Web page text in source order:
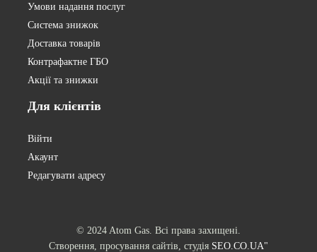
Умови надання послуг
Система знижок
Доставка товарів
Контрафактне ГБО
Акції та знижки
Для клієнтів
Війти
Акаунт
Редагувати адресу
© 2024 Atom Gas. Всі права захищені.
Створення, просування сайтів, студія SEO.CO.UA"